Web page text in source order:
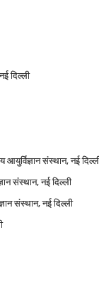
दिल्ली
संस्थान, नई
संस्थान, नई दिल्ली
संस्थान, नई दिल्ली